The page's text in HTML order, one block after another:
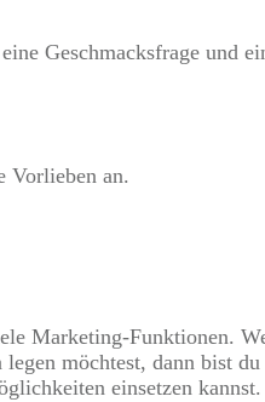
Geschmacksfrage und
Vorlieben an.
Marketing-Funktionen.
möchtest, dann bist
einsetzen kannst.